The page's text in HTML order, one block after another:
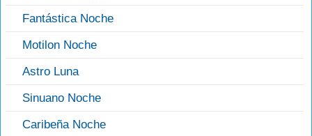
Fantástica Noche
Motilon Noche
Astro Luna
Sinuano Noche
Caribeña Noche